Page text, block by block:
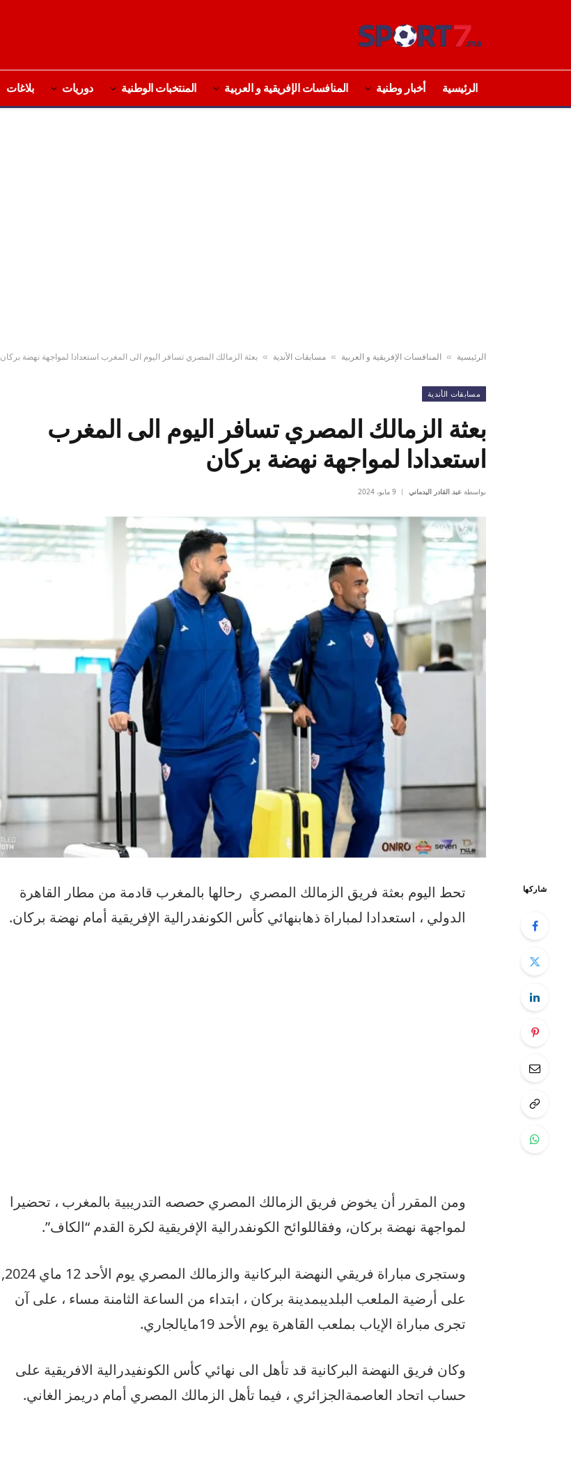
الرئيسية أخبار وطنية المنافسات الإفريقية و العربية المنتخبات الوطنية دوريات بلاغات
الرئيسية » المنافسات الإفريقية و العربية » مسابقات الأندية » بعثة الزمالك المصري تسافر اليوم الى المغرب استعدادا لمواجهة نهضة بركان
مسابقات الأندية
بعثة الزمالك المصري تسافر اليوم الى المغرب
استعدادا لمواجهة نهضة بركان
بواسطة عبد القادر اليدماني 9 مايو، 2024
شاركها تحط اليوم بعثة فريق الزمالك المصري رحالها بالمغرب قادمة من مطار القاهرة
الدولي ، استعدادا لمباراة ذهابنهائي كأس الكونفدرالية الإفريقية أمام نهضة بركان.
ومن المقرر أن يخوض فريق الزمالك المصري حصصه التدريبية بالمغرب ، تحضيرا
لمواجهة نهضة بركان، وفقاللوائح الكونفدرالية الإفريقية لكرة القدم “الكاف”.
وستجرى مباراة فريقي النهضة البركانية والزمالك المصري يوم الأحد 12 ماي 2024,
على أرضية الملعب البلديبمدينة بركان ، ابتداء من الساعة الثامنة مساء ، على آن
تجرى مباراة الإياب بملعب القاهرة يوم الأحد 19 مايالجاري.
وكان فريق النهضة البركانية قد تأهل الى نهائي كأس الكونفيدرالية الافريقية على
حساب اتحاد العاصمةالجزائري ، فيما تأهل الزمالك المصري أمام دريمز الغاني.